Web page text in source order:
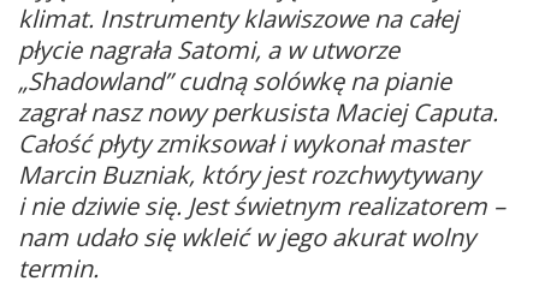
klimat. Instrumenty klawiszowe na całej
płycie nagrała Satomi, a w utworze
„Shadowland” cudną solówkę na pianie
zagrał nasz nowy perkusista Maciej Caputa.
Całość płyty zmiksował i wykonał master
Marcin Buzniak, który jest rozchwytywany
i nie dziwie się. Jest świetnym realizatorem –
nam udało się wkleić w jego akurat wolny
termin.